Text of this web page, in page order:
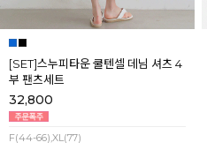
[SET]스누피타운 쿨텐셀 데님 셔츠 4
부 팬츠세트
32,800
F(44-66),XL(77)